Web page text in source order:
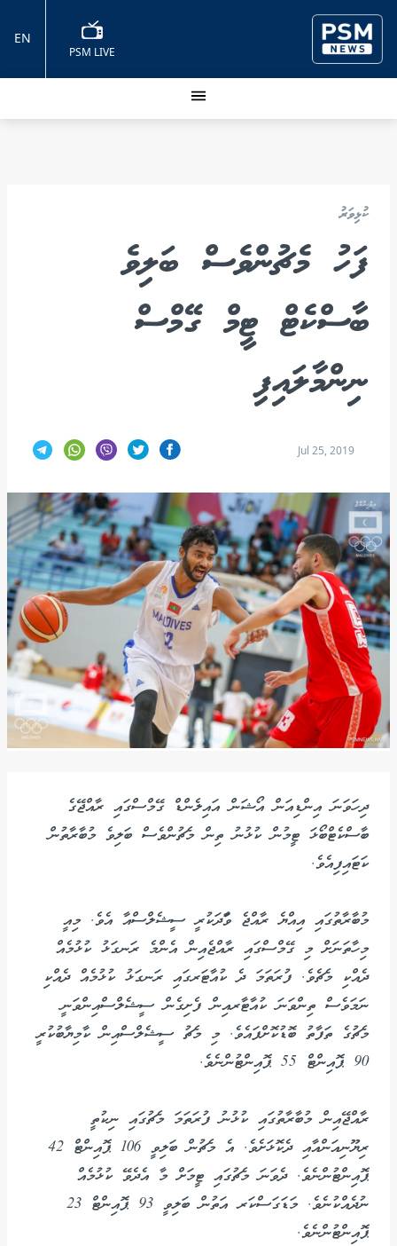
PSM LIVE
EN
ކުޅިވަރު
ފަހު މެޗުންވެސް ބަލިވެ
ބާސްކެޓް ޓީމް ގޭމްސް
ނިންމާލައިފި
Jul 25, 2019
ދިހަވަނަ އިންޑިއަން އޯޝަން އައިލެންޑް ގޭމްސްގައި ރާއްޖޭގެ
ބާސްކެޓްބޯޅަ ޓީމުން ކުޅުނު ތިން މެޗުންވެސް ބަލިވެ މުބާރާތުން
ކަޓައިފިއެވެ.
މުބާރާތުގައި އިއްޔެ ރާއްޖެ ވާަދަކުރީ ސީޝެލްސްއާ އެވެ. މިއީ
މިހާތަނަށް މި ގޭމްސްގައި ރާއްޖެއިން އެންމެ ރަނގަޅު ކުޅުމެއް
ދެއްކި މެޗެވެ. ފުރަތަމަ ދެ ކުއާޓަރގައި ރަނގަޅު ކުޅުމެއް ދެއްކި
ނަމަވެސް ތިންވަނަ ކުއާޓާރއިން ފެށިގެން ސީޝެލްސްއިންވަނީ
މެޗުގެ ތަފާތު ބޮޑުކޮށްފައެވެ. މި މެޗު ސީޝެލްސްއިން ކާމިޔާބުކުރީ
90 ޕޮއިންޓް 55 ޕޮއިންޓުންނެވެ.
ރާއްޖޭއިން މުބާރާތުގައި ކުޅުނު ފުރަތަމަ މެޗުގައި ނިކުތީ
ރިޔޫނިއަންއާއި ދެކޮޅަށެވެ. އެ މެޗުން ބަލިވީ 106 ޕޮއިންޓް 42
ޕޮއިންޓުންނެވެ. ދެވަނަ މެޗުގައި ޓީމަށް މާ އެދެވޭ ކުޅުމެއް
ނުދެއްކުނެވެ. މަޑަގަސްކަރ އަތުން ބަލިވީ 93 ޕޮއިންޓް 23
ޕޮއިންޓުންނެވެ.